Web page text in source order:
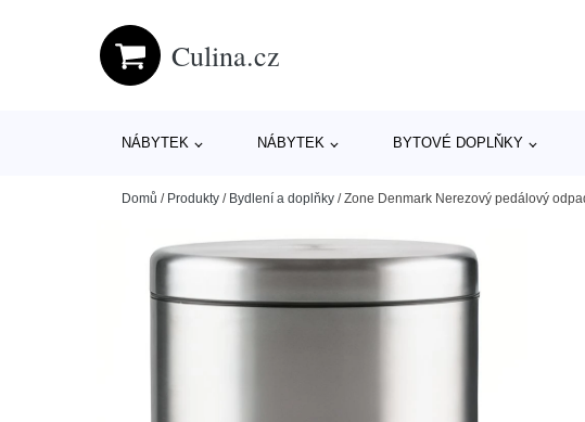
Culina.cz
NÁBYTEK NÁBYTEK BYTOVÉ DOPLŇKY
Domů / Produkty / Bydlení a doplňky /Zone Denmark Nerezový pedálový